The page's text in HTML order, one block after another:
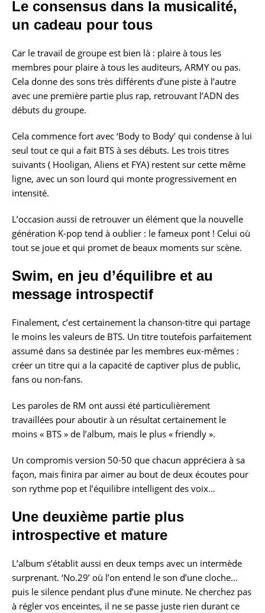
Le consensus dans la musicalité,
un cadeau pour tous
Car le travail de groupe est bien là : plaire à tous les
membres pour plaire à tous les auditeurs, ARMY ou pas.
Cela donne des sons très différents d’une piste à l’autre
avec une première partie plus rap, retrouvant l’ADN des
débuts du groupe.
Cela commence fort avec ‘Body to Body’ qui condense à lui
seul tout ce qui a fait BTS à ses débuts. Les trois titres
suivants ( Hooligan, Aliens et FYA) restent sur cette même
ligne, avec un son lourd qui monte progressivement en
intensité.
L’occasion aussi de retrouver un élément que la nouvelle
génération K-pop tend à oublier : le fameux pont ! Celui où
tout se joue et qui promet de beaux moments sur scène.
Swim, en jeu d’équilibre et au
message introspectif
Finalement, c’est certainement la chanson-titre qui partage
le moins les valeurs de BTS. Un titre toutefois parfaitement
assumé dans sa destinée par les membres eux-mêmes :
créer un titre qui a la capacité de captiver plus de public,
fans ou non-fans.
Les paroles de RM ont aussi été particulièrement
travaillées pour aboutir à un résultat certainement le
moins « BTS » de l’album, mais le plus « friendly ».
Un compromis version 50-50 que chacun appréciera à sa
façon, mais finira par aimer au bout de deux écoutes pour
son rythme pop et l’équilibre intelligent des voix…
Une deuxième partie plus
introspective et mature
L’album s’établit aussi en deux temps avec un intermède
surprenant. ‘No.29’ où l’on entend le son d’une cloche…
puis le silence pendant plus d’une minute. Ne cherchez pas
à régler vos enceintes, il ne se passe juste rien durant ce